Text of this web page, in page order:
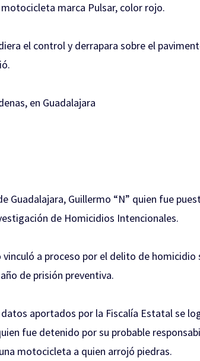
marca Pulsar, color rojo.
el control y derrapara sobre el
en Guadalajara
Guadalajara, Guillermo “N” quien fue
de Homicidios Intencionales.
vinculó a proceso por el delito de
de prisión preventiva.
aportados por la Fiscalía Estatal se
fue detenido por su probable
motocicleta a quien arrojó piedras.